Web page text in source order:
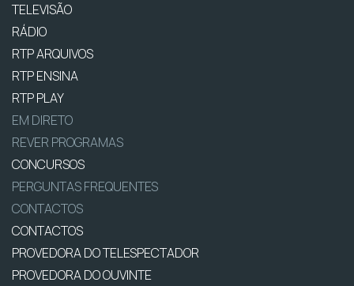
TELEVISÃO
RÁDIO
RTP ARQUIVOS
RTP ENSINA
RTP PLAY
EM DIRETO
REVER PROGRAMAS
CONCURSOS
PERGUNTAS FREQUENTES
CONTACTOS
CONTACTOS
PROVEDORA DO TELESPECTADOR
PROVEDORA DO OUVINTE